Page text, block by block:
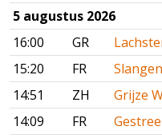
5 augustus 2026
16:00
GR
15:20
FR
14:51
ZH
Grijze
14:09
FR